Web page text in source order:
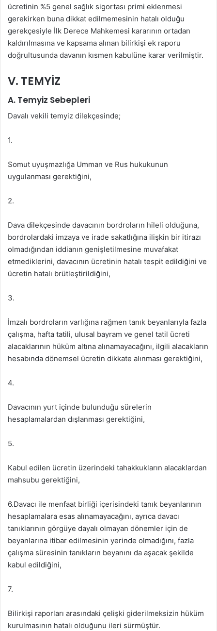
ücretinin %5 genel sağlık sigortası primi eklenmesi
gerekirken buna dikkat edilmemesinin hatalı olduğu
gerekçesiyle İlk Derece Mahkemesi kararının ortadan
kaldırılmasına ve kapsama alınan bilirkişi ek raporu
doğrultusunda davanın kısmen kabulüne karar verilmiştir.
V. TEMYİZ
A. Temyiz Sebepleri
Davalı vekili temyiz dilekçesinde;
1.
Somut uyuşmazlığa Umman ve Rus hukukunun
uygulanması gerektiğini,
2.
Dava dilekçesinde davacının bordroların hileli olduğuna,
bordrolardaki imzaya ve irade sakatlığına ilişkin bir itirazı
olmadığından iddianın genişletilmesine muvafakat
etmediklerini, davacının ücretinin hatalı tespit edildiğini ve
ücretin hatalı brütleştirildiğini,
3.
İmzalı bordroların varlığına rağmen tanık beyanlarıyla fazla
çalışma, hafta tatili, ulusal bayram ve genel tatil ücreti
alacaklarının hüküm altına alınamayacağını, ilgili alacakların
hesabında dönemsel ücretin dikkate alınması gerektiğini,
4.
Davacının yurt içinde bulunduğu sürelerin
hesaplamalardan dışlanması gerektiğini,
5.
Kabul edilen ücretin üzerindeki tahakkukların alacaklardan
mahsubu gerektiğini,
6.Davacı ile menfaat birliği içerisindeki tanık beyanlarının
hesaplamalara esas alınamayacağını, ayrıca davacı
tanıklarının görgüye dayalı olmayan dönemler için de
beyanlarına itibar edilmesinin yerinde olmadığını, fazla
çalışma süresinin tanıkların beyanını da aşacak şekilde
kabul edildiğini,
7.
Bilirkişi raporları arasındaki çelişki giderilmeksizin hüküm
kurulmasının hatalı olduğunu ileri sürmüştür.